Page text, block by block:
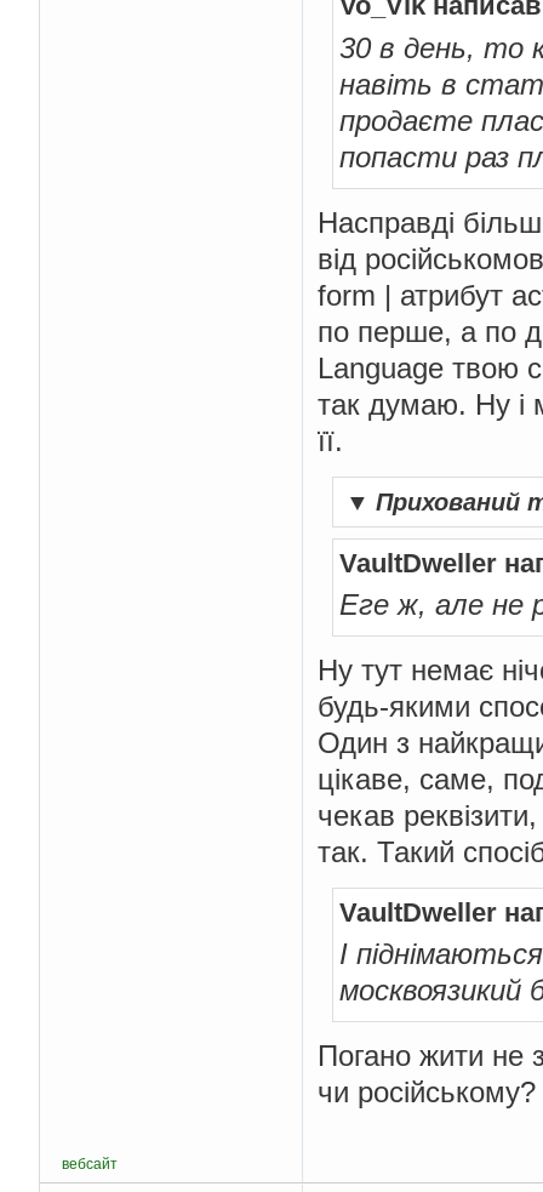
30 в день, то
навіть в
продаєте
попасти раз
Насправді
від
form | атрибут
по перше, а по
Language твою
так думаю. Ну і
її.
▼ Прихований
VaultDweller
Еге ж, але не
Ну тут немає
будь-якими
Один з
цікаве, саме,
чекав
так. Такий
VaultDweller
І
москвоязикий
Погано жити не
чи російському?
вебсайт